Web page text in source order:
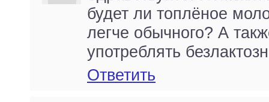
будет ли топлёное
легче обычного? А
употреблять
Ответить